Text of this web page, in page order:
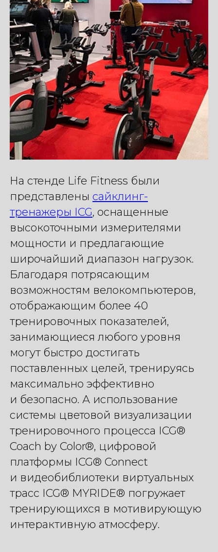
На стенде Life Fitness были
представлены сайклинг-
тренажеры ICG, оснащенные
высокоточными измерителями
мощности и предлагающие
широчайший диапазон нагрузок.
Благодаря потрясающим
возможностям велокомпьютеров,
отображающим более 40
тренировочных показателей,
занимающиеся любого уровня
могут быстро достигать
поставленных целей, тренируясь
максимально эффективно
и безопасно. А использование
системы цветовой визуализации
тренировочного процесса ICG®
Coach by Color®, цифровой
платформы ICG® Connect
и видеобиблиотеки виртуальных
трасс ICG® MYRIDE® погружает
тренирующихся в мотивирующую
интерактивную атмосферу.